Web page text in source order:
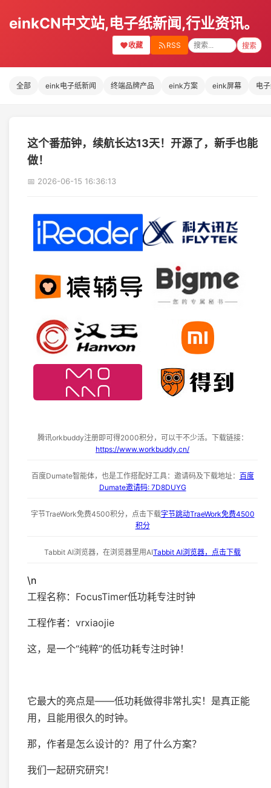
einkCN中文站,电子纸新闻,行业资讯。
收藏 RSS 搜索
全部 eink电子纸新闻 终端品牌产品 eink方案 eink屏幕 电
这个番茄钟，续航长达13天！开源了，新手也能
做！
📅 2026-06-15 16:36:13
腾讯orkbuddy注册即可得2000积分，可以干不少活。下载链接：
https://www.workbuddy.cn/
百度Dumate智能体，也是工作搭配好工具：邀请码及下载地址： 百度
Dumate邀请码: 7D8DUYG
字节TraeWork免费4500积分，点击下载字节跳动TraeWork免费4500
积分
Tabbit AI浏览器，在浏览器里用AITabbit AI浏览器，点击下载
\n
工程名称：FocusTimer低功耗专注时钟
工程作者：vrxiaojie
这，是一个“纯粹”的低功耗专注时钟！
它最大的亮点是——低功耗做得非常扎实！是真正能
用，且能用很久的时钟。
那，作者是怎么设计的？用了什么方案？
我们一起研究研究！